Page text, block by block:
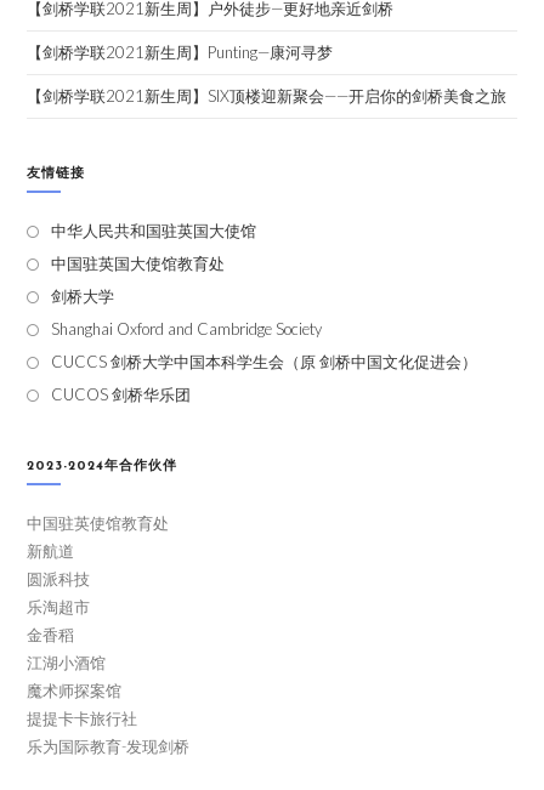
【剑桥学联2021新生周】户外徒步—更好地亲近剑桥
【剑桥学联2021新生周】Punting—康河寻梦
【剑桥学联2021新生周】SIX顶楼迎新聚会——开启你的剑桥美食之旅
友情链接
中华人民共和国驻英国大使馆
中国驻英国大使馆教育处
剑桥大学
Shanghai Oxford and Cambridge Society
CUCCS 剑桥大学中国本科学生会（原 剑桥中国文化促进会）
CUCOS 剑桥华乐团
2023-2024年合作伙伴
中国驻英使馆教育处
新航道
圆派科技
乐淘超市
金香稻
江湖小酒馆
魔术师探案馆
提提卡卡旅行社
乐为国际教育-发现剑桥